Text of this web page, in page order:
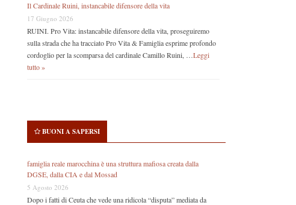
Il Cardinale Ruini, instancabile difensore della vita
17 Giugno 2026
RUINI. Pro Vita: instancabile difensore della vita, proseguiremo
sulla strada che ha tracciato Pro Vita & Famiglia esprime profondo
cordoglio per la scomparsa del cardinale Camillo Ruini, … Leggi
tutto »
BUONI A SAPERSI
famiglia reale marocchina è una struttura mafiosa creata dalla
DGSE, dalla CIA e dal Mossad
5 Agosto 2026
Dopo i fatti di Ceuta che vede una ridicola “disputa” mediata da